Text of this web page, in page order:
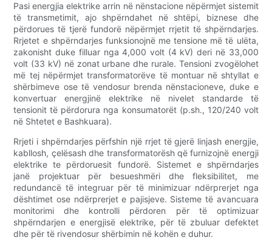
Pasi energjia elektrike arrin në nënstacione nëpërmjet sistemit
të transmetimit, ajo shpërndahet në shtëpi, biznese dhe
përdorues të tjerë fundorë nëpërmjet rrjetit të shpërndarjes.
Rrjetet e shpërndarjes funksionojnë me tensione më të ulëta,
zakonisht duke filluar nga 4,000 volt (4 kV) deri në 33,000
volt (33 kV) në zonat urbane dhe rurale. Tensioni zvogëlohet
më tej nëpërmjet transformatorëve të montuar në shtyllat e
shërbimeve ose të vendosur brenda nënstacioneve, duke e
konvertuar energjinë elektrike në nivelet standarde të
tensionit të përdorura nga konsumatorët (p.sh., 120/240 volt
në Shtetet e Bashkuara).
Rrjeti i shpërndarjes përfshin një rrjet të gjerë linjash energjie,
kabllosh, çelësash dhe transformatorësh që furnizojnë energji
elektrike te përdoruesit fundorë. Sistemet e shpërndarjes
janë projektuar për besueshmëri dhe fleksibilitet, me
redundancë të integruar për të minimizuar ndërprerjet nga
dështimet ose ndërprerjet e pajisjeve. Sisteme të avancuara
monitorimi dhe kontrolli përdoren për të optimizuar
shpërndarjen e energjisë elektrike, për të zbuluar defektet
dhe për të rivendosur shërbimin në kohën e duhur.